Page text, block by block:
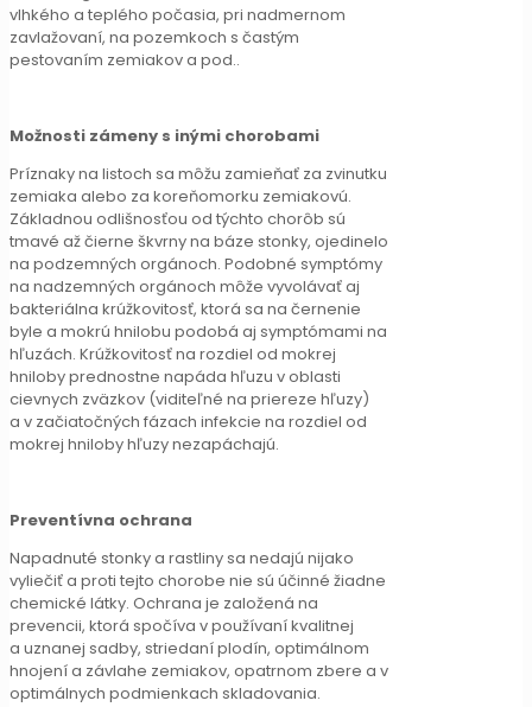
vlhkého a teplého počasia, pri nadmernom
zavlažovaní, na pozemkoch s častým
pestovaním zemiakov a pod..
Možnosti zámeny s inými chorobami
Príznaky na listoch sa môžu zamieňať za zvinutku
zemiaka alebo za koreňomorku zemiakovú.
Základnou odlišnosťou od týchto chorôb sú
tmavé až čierne škvrny na báze stonky, ojedinelo
na podzemných orgánoch. Podobné symptómy
na nadzemných orgánoch môže vyvolávať aj
bakteriálna krúžkovitosť, ktorá sa na černenie
byle a mokrú hnilobu podobá aj symptómami na
hľuzách. Krúžkovitosť na rozdiel od mokrej
hniloby prednostne napáda hľuzu v oblasti
cievnych zväzkov (viditeľné na priereze hľuzy)
a v začiatočných fázach infekcie na rozdiel od
mokrej hniloby hľuzy nezapáchajú.
Preventívna ochrana
Napadnuté stonky a rastliny sa nedajú nijako
vyliečiť a proti tejto chorobe nie sú účinné žiadne
chemické látky. Ochrana je založená na
prevencii, ktorá spočíva v používaní kvalitnej
a uznanej sadby, striedaní plodín, optimálnom
hnojení a závlahe zemiakov, opatrnom zbere a v
optimálnych podmienkach skladovania.